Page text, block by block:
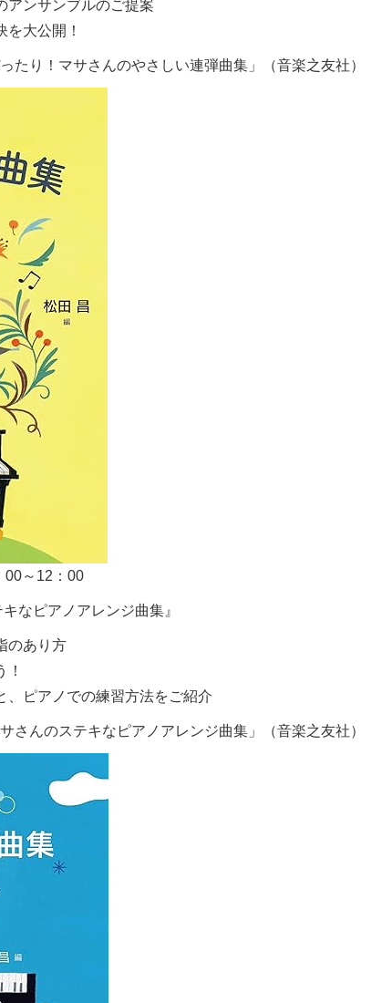
アンサンブルのご提案
大公開！
たり！マサさんのやさしい連弾曲集」（音楽之友社）
00～12：00
なピアノアレンジ曲集』
のあり方
、ピアノでの練習方法をご紹介
さんのステキなピアノアレンジ曲集」（音楽之友社）